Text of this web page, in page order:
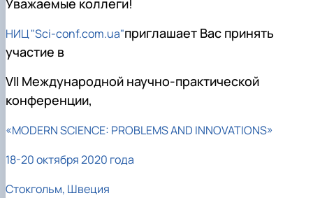
НИЦ "Sci-conf.com.ua"приглашает Вас принять
участие в
VII Международной научно-практической
конференции,
«MODERN SCIENCE: PROBLEMS AND INNOVATIONS»
18-20 октября 2020 года
Стокгольм, Швеция